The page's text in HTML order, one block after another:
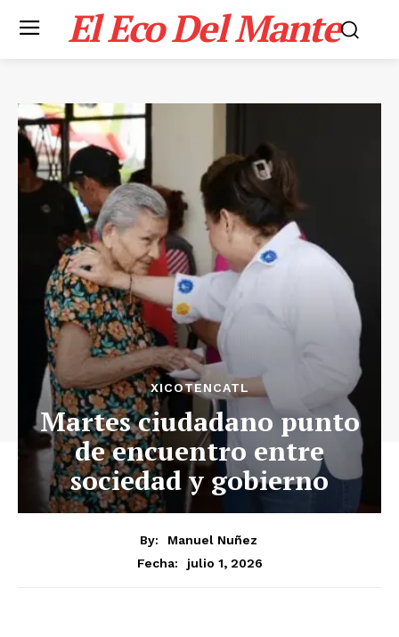
El Eco Del Mante
XICOTENCATL
Martes ciudadano punto
de encuentro entre
sociedad y gobierno
By:
Manuel Nuñez
Fecha:
julio 1, 2026